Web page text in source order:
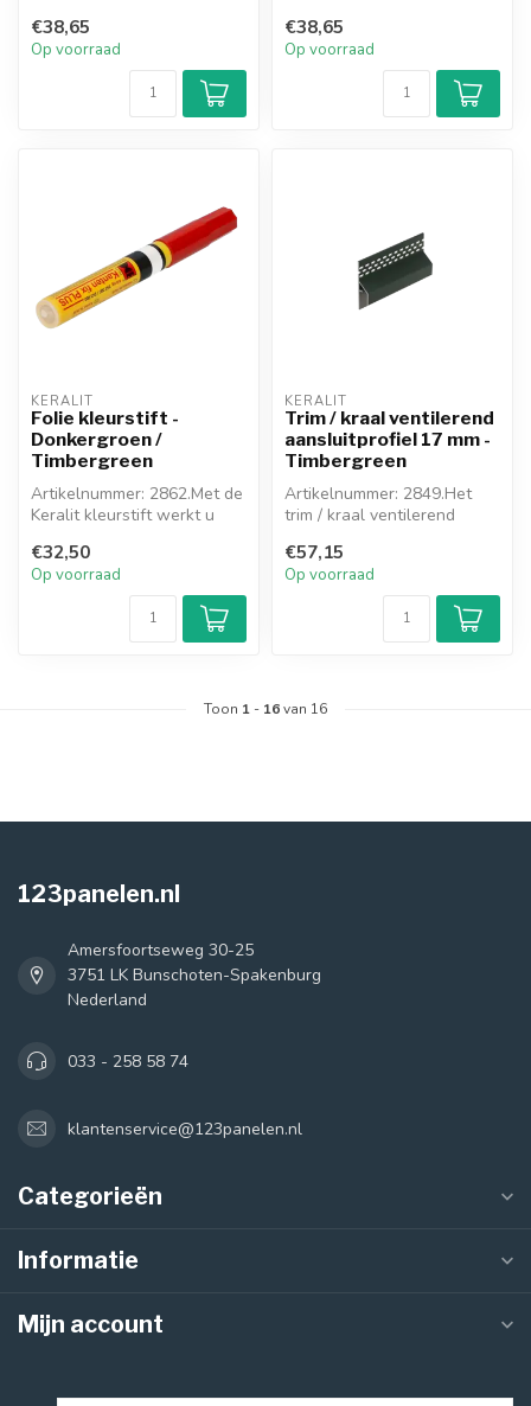
€38,65
Op voorraad
ont...
€38,65
Op voorraad
KERALIT
Folie kleurstift -
Donkergroen /
Timbergreen
Artikelnummer: 2862.Met de
Keralit kleurstift werkt u
beschad...
€32,50
Op voorraad
KERALIT
Trim / kraal ventilerend
aansluitprofiel 17 mm -
Timbergreen
Artikelnummer: 2849.Het
trim / kraal ventilerend
toegepast...
€57,15
Op voorraad
Toon 1 - 16van 16
123panelen.nl
Amersfoortseweg 30-25
3751 LK Bunschoten-Spakenburg
Nederland
033 - 258 58 74
klantenservice@123panelen.nl
Categorieën
Informatie
Mijn account